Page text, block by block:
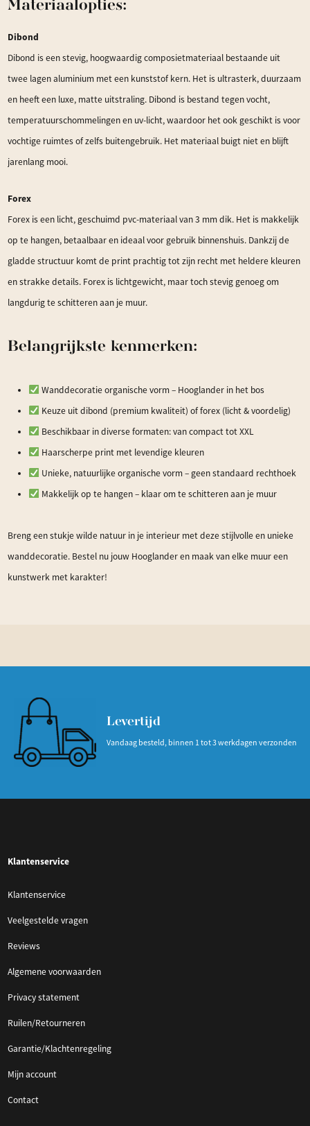
Materiaalopties:
Dibond
Dibond is een stevig, hoogwaardig composietmateriaal bestaande uit
twee lagen aluminium met een kunststof kern. Het is ultrasterk, duurzaam
en heeft een luxe, matte uitstraling. Dibond is bestand tegen vocht,
temperatuurschommelingen en uv-licht, waardoor het ook geschikt is voor
vochtige ruimtes of zelfs buitengebruik. Het materiaal buigt niet en blijft
jarenlang mooi.
Forex
Forex is een licht, geschuimd pvc-materiaal van 3 mm dik. Het is makkelijk
op te hangen, betaalbaar en ideaal voor gebruik binnenshuis. Dankzij de
gladde structuur komt de print prachtig tot zijn recht met heldere kleuren
en strakke details. Forex is lichtgewicht, maar toch stevig genoeg om
langdurig te schitteren aan je muur.
Belangrijkste kenmerken:
Wanddecoratie organische vorm – Hooglander in het bos
Keuze uit dibond (premium kwaliteit) of forex (licht & voordelig)
Beschikbaar in diverse formaten: van compact tot XXL
Haarscherpe print met levendige kleuren
Unieke, natuurlijke organische vorm – geen standaard rechthoek
Makkelijk op te hangen – klaar om te schitteren aan je muur
Breng een stukje wilde natuur in je interieur met deze stijlvolle en unieke
wanddecoratie. Bestel nu jouw Hooglander en maak van elke muur een
kunstwerk met karakter!
Levertijd
Vandaag besteld, binnen 1 tot 3 werkdagen verzonden
Klantenservice
Klantenservice
Veelgestelde vragen
Reviews
Algemene voorwaarden
Privacy statement
Ruilen/Retourneren
Garantie/Klachtenregeling
Mijn account
Contact